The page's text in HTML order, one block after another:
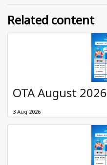
Related content
OTA August 2026
3 Aug 2026